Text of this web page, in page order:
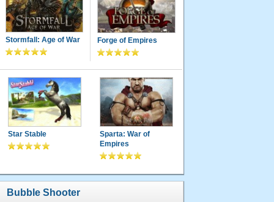
Stormfall: Age of War Forge of Empires
Star Stable
Sparta: War of
Empires
Bubble Shooter